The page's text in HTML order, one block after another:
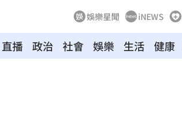
娛樂星聞 iNEWS
直播 政治 社會 娛樂 生活 健康